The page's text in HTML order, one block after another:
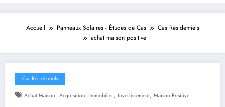
Accueil Panneaux Solaires - Études de Cas
Cas Résidentiels
achat maison positive
Cas Résidentiels
Achat Maison, Acquisition, Immobilier, Investissement, Maison Positive